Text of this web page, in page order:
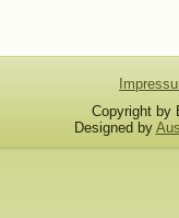
Copyright by
Designed by